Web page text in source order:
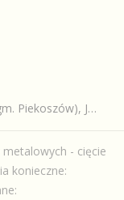
Janów
- cięcie
konieczne: